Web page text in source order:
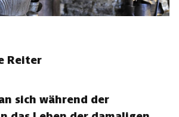
Reiter
sich während der